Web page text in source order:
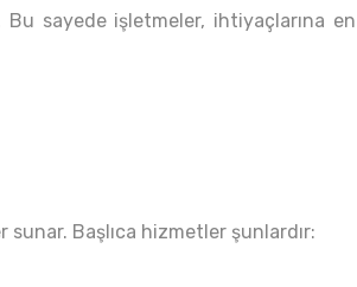
Bu sayede işletmeler, ihtiyaçlarına en
Başlıca hizmetler şunlardır: